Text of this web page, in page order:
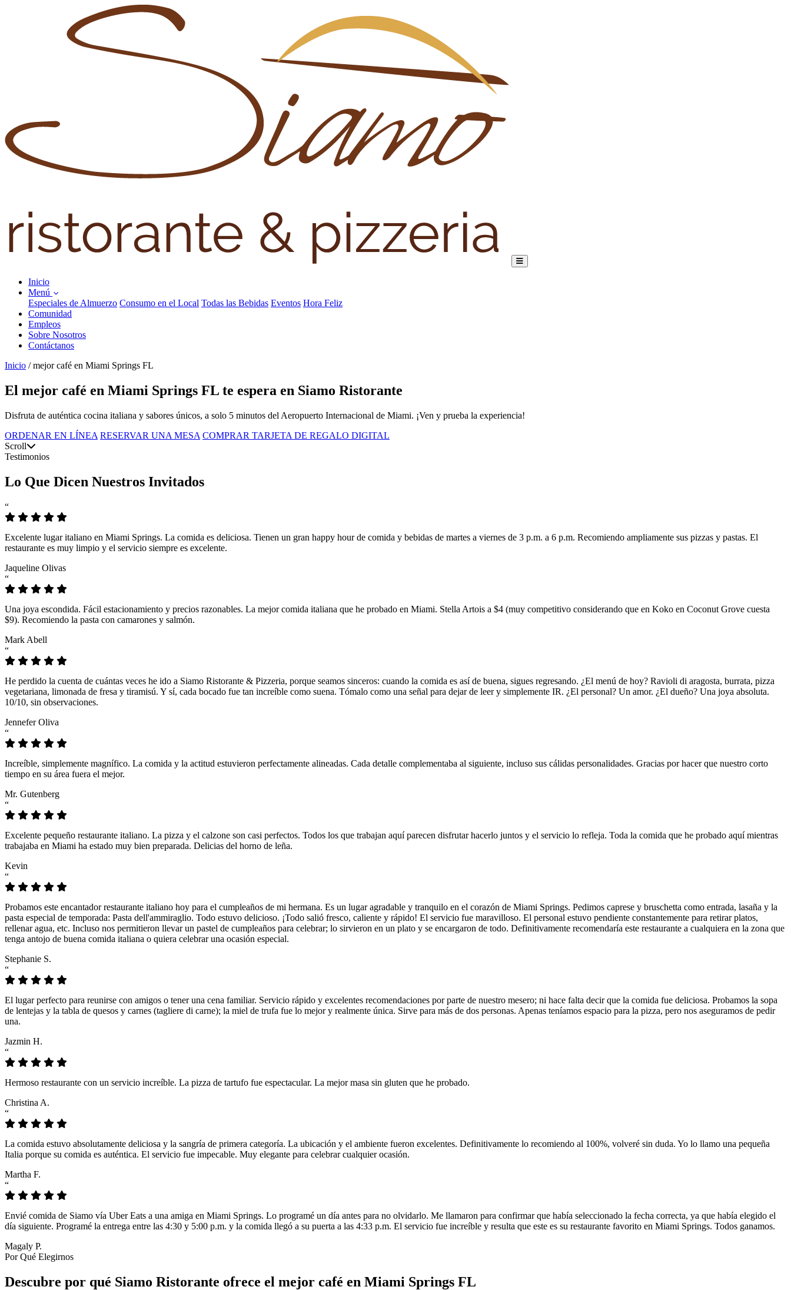
Inicio
Menú
Especiales de Almuerzo Consumo en el Local Todas las Bebidas Eventos Hora Feliz
Comunidad
Empleos
Sobre Nosotros
Contáctanos
Inicio / mejor café en Miami Springs FL
El mejor café en Miami Springs FL te espera en Siamo Ristorante
Disfruta de auténtica cocina italiana y sabores únicos, a solo 5 minutos del Aeropuerto Internacional de Miami. ¡Ven y prueba la experiencia!
ORDENAR EN LÍNEA RESERVAR UNA MESA COMPRAR TARJETA DE REGALO DIGITAL
Scroll
Testimonios
Lo Que Dicen Nuestros Invitados
“
Excelente lugar italiano en Miami Springs. La comida es deliciosa. Tienen un gran happy hour de comida y bebidas de martes a viernes de 3 p.m. a 6 p.m. Recomiendo ampliamente sus pizzas y pastas. El
restaurante es muy limpio y el servicio siempre es excelente.
Jaqueline Olivas
“
Una joya escondida. Fácil estacionamiento y precios razonables. La mejor comida italiana que he probado en Miami. Stella Artois a $4 (muy competitivo considerando que en Koko en Coconut Grove cuesta
$9). Recomiendo la pasta con camarones y salmón.
Mark Abell
“
He perdido la cuenta de cuántas veces he ido a Siamo Ristorante & Pizzeria, porque seamos sinceros: cuando la comida es así de buena, sigues regresando. ¿El menú de hoy? Ravioli di aragosta, burrata, pizza
vegetariana, limonada de fresa y tiramisú. Y sí, cada bocado fue tan increíble como suena. Tómalo como una señal para dejar de leer y simplemente IR. ¿El personal? Un amor. ¿El dueño? Una joya absoluta.
10/10, sin observaciones.
Jennefer Oliva
“
Increíble, simplemente magnífico. La comida y la actitud estuvieron perfectamente alineadas. Cada detalle complementaba al siguiente, incluso sus cálidas personalidades. Gracias por hacer que nuestro corto
tiempo en su área fuera el mejor.
Mr. Gutenberg
“
Excelente pequeño restaurante italiano. La pizza y el calzone son casi perfectos. Todos los que trabajan aquí parecen disfrutar hacerlo juntos y el servicio lo refleja. Toda la comida que he probado aquí mientras
trabajaba en Miami ha estado muy bien preparada. Delicias del horno de leña.
Kevin
“
Probamos este encantador restaurante italiano hoy para el cumpleaños de mi hermana. Es un lugar agradable y tranquilo en el corazón de Miami Springs. Pedimos caprese y bruschetta como entrada, lasaña y la
pasta especial de temporada: Pasta dell'ammiraglio. Todo estuvo delicioso. ¡Todo salió fresco, caliente y rápido! El servicio fue maravilloso. El personal estuvo pendiente constantemente para retirar platos,
rellenar agua, etc. Incluso nos permitieron llevar un pastel de cumpleaños para celebrar; lo sirvieron en un plato y se encargaron de todo. Definitivamente recomendaría este restaurante a cualquiera en la zona que
tenga antojo de buena comida italiana o quiera celebrar una ocasión especial.
Stephanie S.
“
El lugar perfecto para reunirse con amigos o tener una cena familiar. Servicio rápido y excelentes recomendaciones por parte de nuestro mesero; ni hace falta decir que la comida fue deliciosa. Probamos la sopa
de lentejas y la tabla de quesos y carnes (tagliere di carne); la miel de trufa fue lo mejor y realmente única. Sirve para más de dos personas. Apenas teníamos espacio para la pizza, pero nos aseguramos de pedir
una.
Jazmin H.
“
Hermoso restaurante con un servicio increíble. La pizza de tartufo fue espectacular. La mejor masa sin gluten que he probado.
Christina A.
“
La comida estuvo absolutamente deliciosa y la sangría de primera categoría. La ubicación y el ambiente fueron excelentes. Definitivamente lo recomiendo al 100%, volveré sin duda. Yo lo llamo una pequeña
Italia porque su comida es auténtica. El servicio fue impecable. Muy elegante para celebrar cualquier ocasión.
Martha F.
“
Envié comida de Siamo vía Uber Eats a una amiga en Miami Springs. Lo programé un día antes para no olvidarlo. Me llamaron para confirmar que había seleccionado la fecha correcta, ya que había elegido el
día siguiente. Programé la entrega entre las 4:30 y 5:00 p.m. y la comida llegó a su puerta a las 4:33 p.m. El servicio fue increíble y resulta que este es su restaurante favorito en Miami Springs. Todos ganamos.
Magaly P.
Por Qué Elegirnos
Descubre por qué Siamo Ristorante ofrece el mejor café en Miami Springs FL